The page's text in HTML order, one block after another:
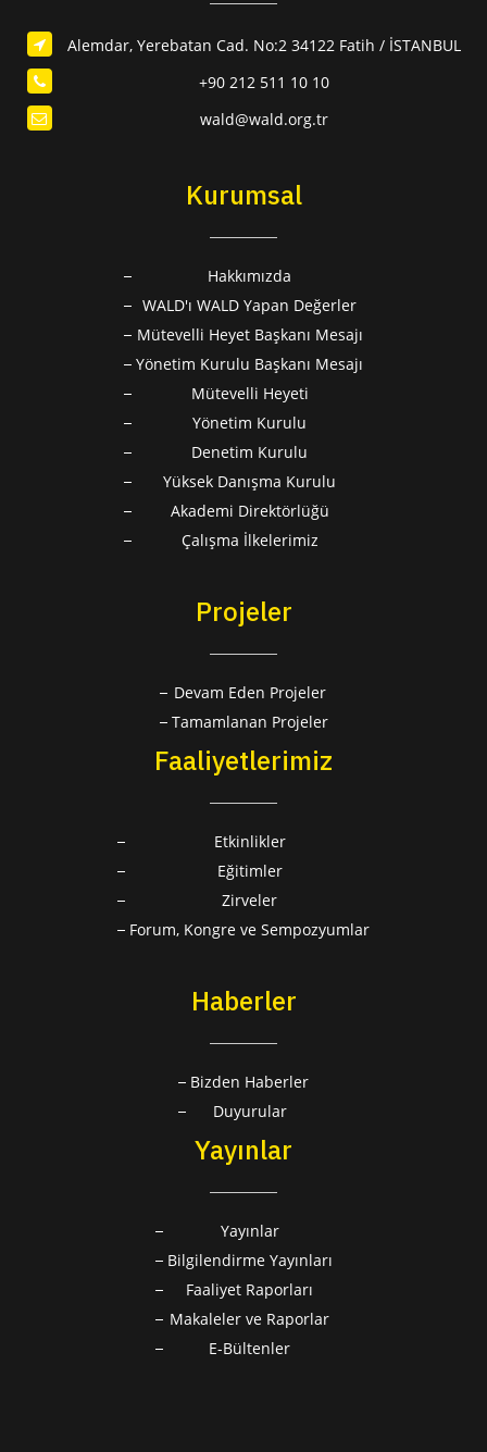
Alemdar, Yerebatan Cad. No:2 34122 Fatih / İSTANBUL
+90 212 511 10 10
wald@wald.org.tr
Kurumsal
Hakkımızda
WALD'ı WALD Yapan Değerler
Mütevelli Heyet Başkanı Mesajı
Yönetim Kurulu Başkanı Mesajı
Mütevelli Heyeti
Yönetim Kurulu
Denetim Kurulu
Yüksek Danışma Kurulu
Akademi Direktörlüğü
Çalışma İlkelerimiz
Projeler
Devam Eden Projeler
Tamamlanan Projeler
Faaliyetlerimiz
Etkinlikler
Eğitimler
Zirveler
Forum, Kongre ve Sempozyumlar
Haberler
Bizden Haberler
Duyurular
Yayınlar
Yayınlar
Bilgilendirme Yayınları
Faaliyet Raporları
Makaleler ve Raporlar
E-Bültenler